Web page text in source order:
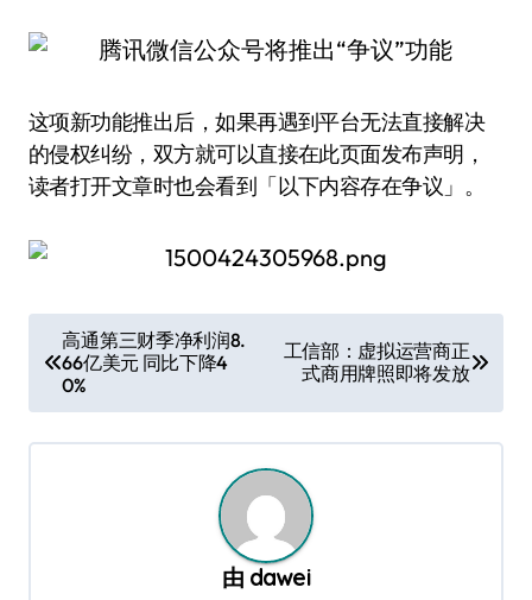
这项新功能推出后，如果再遇到平台无法直接解决
的侵权纠纷，双方就可以直接在此页面发布声明，
读者打开文章时也会看到「以下内容存在争议」。
章
导
航
高通第三财季净利润8.
66亿美元 同比下降4
0%
工信部：虚拟运营商正
式商用牌照即将发放
由 dawei